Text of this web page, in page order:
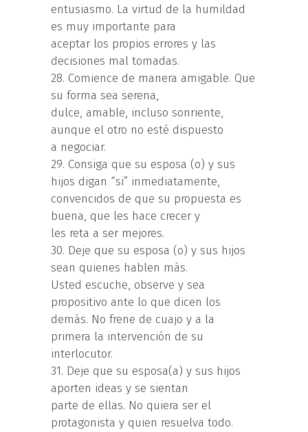
entusiasmo. La virtud de la humildad
es muy importante para
aceptar los propios errores y las
decisiones mal tomadas.
28. Comience de manera amigable. Que
su forma sea serena,
dulce, amable, incluso sonriente,
aunque el otro no esté dispuesto
a negociar.
29. Consiga que su esposa (o) y sus
hijos digan “si” inmediatamente,
convencidos de que su propuesta es
buena, que les hace crecer y
les reta a ser mejores.
30. Deje que su esposa (o) y sus hijos
sean quienes hablen más.
Usted escuche, observe y sea
propositivo ante lo que dicen los
demás. No frene de cuajo y a la
primera la intervención de su
interlocutor.
31. Deje que su esposa(a) y sus hijos
aporten ideas y se sientan
parte de ellas. No quiera ser el
protagonista y quien resuelva todo.